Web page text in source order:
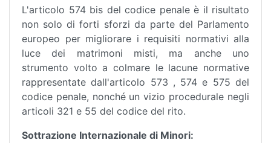
L'articolo 574 bis del codice penale è il risultato
non solo di forti sforzi da parte del Parlamento
europeo per migliorare i requisiti normativi alla
luce dei matrimoni misti, ma anche uno
strumento volto a colmare le lacune normative
rappresentate dall'articolo 573 , 574 e 575 del
codice penale, nonché un vizio procedurale negli
articoli 321 e 55 del codice del rito.
Sottrazione Internazionale di Minori: